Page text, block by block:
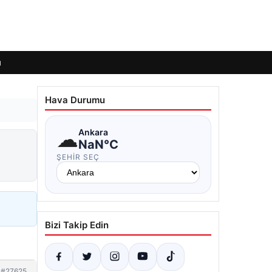
Hava Durumu
☁Ankara
NaN°C
ŞEHIR SEÇ
Bizi Takip Edin